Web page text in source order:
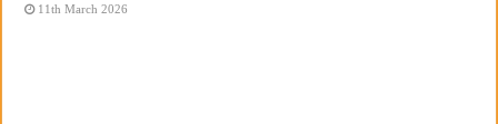
11th March 2026